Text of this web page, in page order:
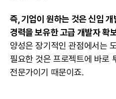
즉, 기업이 원하는 것은 신입
경력을 보유한 고급 개발자 확
양성은 장기적인 관점에서는
필요한 것은 프로젝트에 바로
전문가이기 때문이죠.